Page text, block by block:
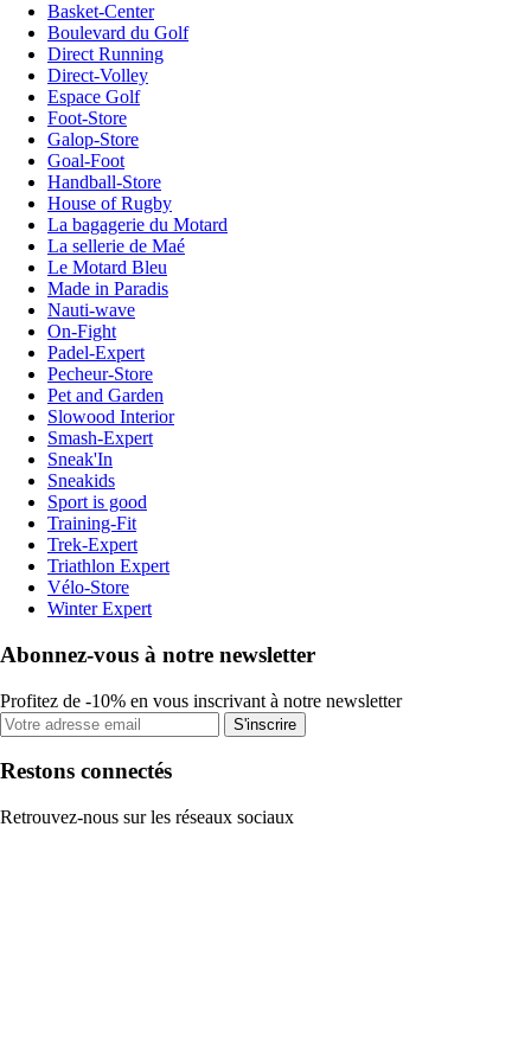
Basket-Center
Boulevard du Golf
Direct Running
Direct-Volley
Espace Golf
Foot-Store
Galop-Store
Goal-Foot
Handball-Store
House of Rugby
La bagagerie du Motard
La sellerie de Maé
Le Motard Bleu
Made in Paradis
Nauti-wave
On-Fight
Padel-Expert
Pecheur-Store
Pet and Garden
Slowood Interior
Smash-Expert
Sneak'In
Sneakids
Sport is good
Training-Fit
Trek-Expert
Triathlon Expert
Vélo-Store
Winter Expert
Abonnez-vous à notre newsletter
Profitez de -10% en vous inscrivant à notre newsletter
S'inscrire
Restons connectés
Retrouvez-nous sur les réseaux sociaux